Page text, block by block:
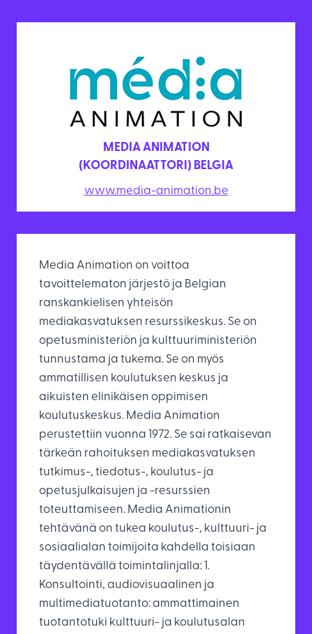
MEDIA ANIMATION
(KOORDINAATTORI) BELGIA
www.media-animation.be
Media Animation on voittoa
tavoittelematon järjestö ja Belgian
ranskankielisen yhteisön
mediakasvatuksen resurssikeskus. Se on
opetusministeriön ja kulttuuriministeriön
tunnustama ja tukema. Se on myös
ammatillisen koulutuksen keskus ja
aikuisten elinikäisen oppimisen
koulutuskeskus. Media Animation
perustettiin vuonna 1972. Se sai ratkaisevan
tärkeän rahoituksen mediakasvatuksen
tutkimus-, tiedotus-, koulutus- ja
opetusjulkaisujen ja -resurssien
toteuttamiseen. Media Animationin
tehtävänä on tukea koulutus-, kulttuuri- ja
sosiaalialan toimijoita kahdella toisiaan
täydentävällä toimintalinjalla: 1.
Konsultointi, audiovisuaalinen ja
multimediatuotanto: ammattimainen
tuotantotuki kulttuuri- ja koulutusalan